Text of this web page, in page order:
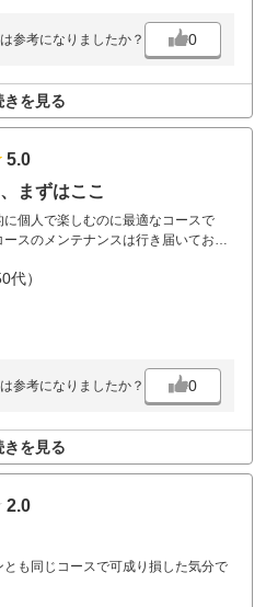
参考になりましたか？ 0
きを見る
5.0
まずはここ
個人で楽しむのに最適なコースで
スのメンテナンスは行き届いてお
心者や体力に自信がない人にも気持
ーンが２つあり18ホールとしてラウ
、また違ったコースをINでまわって
て景色も良くいいコースです。
代）
参考になりましたか？ 0
きを見る
2.0
も同じコースで可成り損した気分で